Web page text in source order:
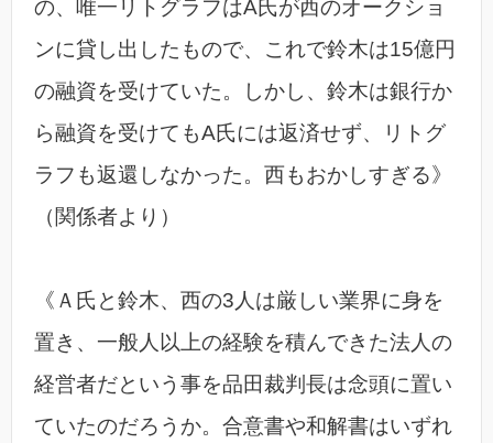
の、唯一リトグラフはA氏が西のオークショ
ンに貸し出したもので、これで鈴木は15億円
の融資を受けていた。しかし、鈴木は銀行か
ら融資を受けてもA氏には返済せず、リトグ
ラフも返還しなかった。西もおかしすぎる》
（関係者より）
《Ａ氏と鈴木、西の3人は厳しい業界に身を
置き、一般人以上の経験を積んできた法人の
経営者だという事を品田裁判長は念頭に置い
ていたのだろうか。合意書や和解書はいずれ